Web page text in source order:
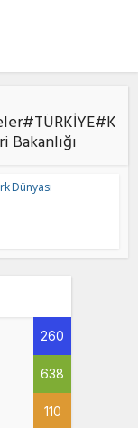
Dünyası
260
638
110